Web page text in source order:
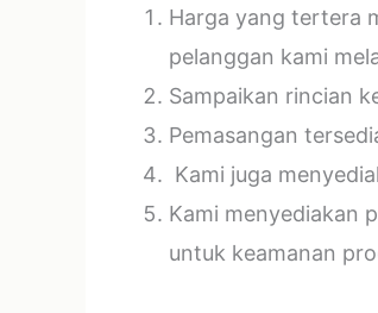
Harga yang tertera
pelanggan kami
Sampaikan rincian
Pemasangan
Kami juga
Kami menyediakan
untuk keamanan